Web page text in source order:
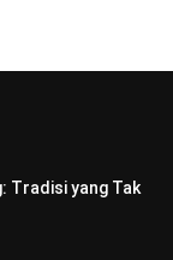
Tradisi yang Tak